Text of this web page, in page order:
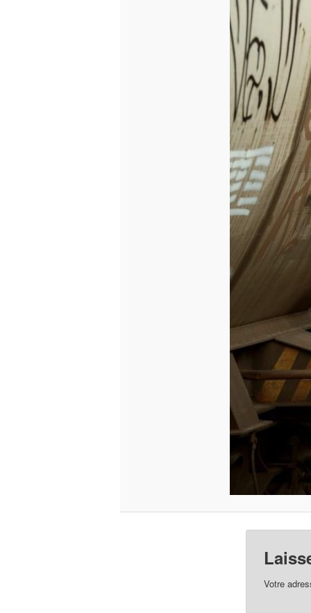
Votre